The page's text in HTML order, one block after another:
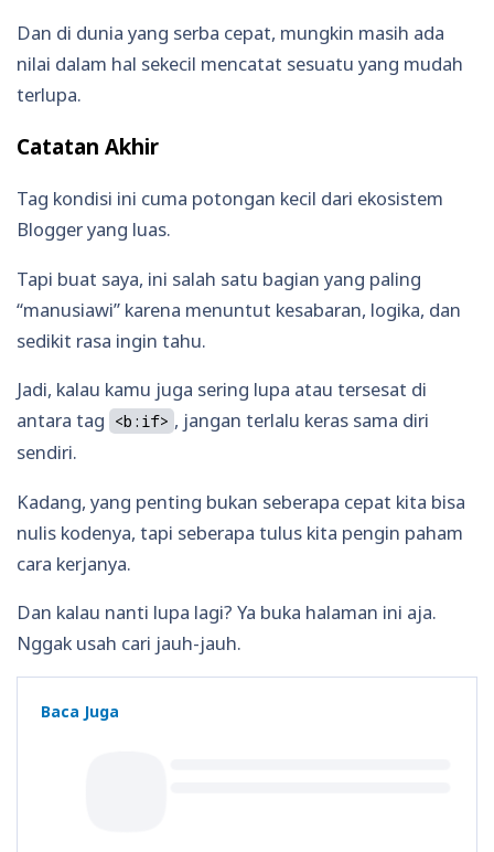
Dan di dunia yang serba cepat, mungkin masih ada
nilai dalam hal sekecil mencatat sesuatu yang mudah
terlupa.
Catatan Akhir
Tag kondisi ini cuma potongan kecil dari ekosistem
Blogger yang luas.
Tapi buat saya, ini salah satu bagian yang paling
“manusiawi” karena menuntut kesabaran, logika, dan
sedikit rasa ingin tahu.
Jadi, kalau kamu juga sering lupa atau tersesat di
antara tag <b:if> , jangan terlalu keras sama diri
sendiri.
Kadang, yang penting bukan seberapa cepat kita bisa
nulis kodenya, tapi seberapa tulus kita pengin paham
cara kerjanya.
Dan kalau nanti lupa lagi? Ya buka halaman ini aja.
Nggak usah cari jauh-jauh.
Baca Juga